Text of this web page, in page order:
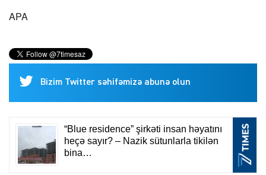
APA
Bizim Twitter səhifəmizə abunə olun